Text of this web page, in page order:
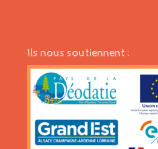
Ils nous soutiennent :